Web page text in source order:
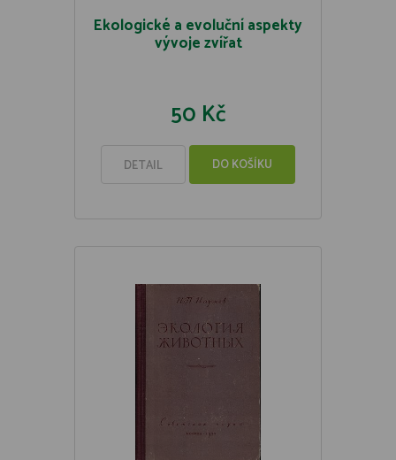
Ekologické a evoluční aspekty
vývoje zvířat
50 Kč
DETAIL DO KOŠÍKU